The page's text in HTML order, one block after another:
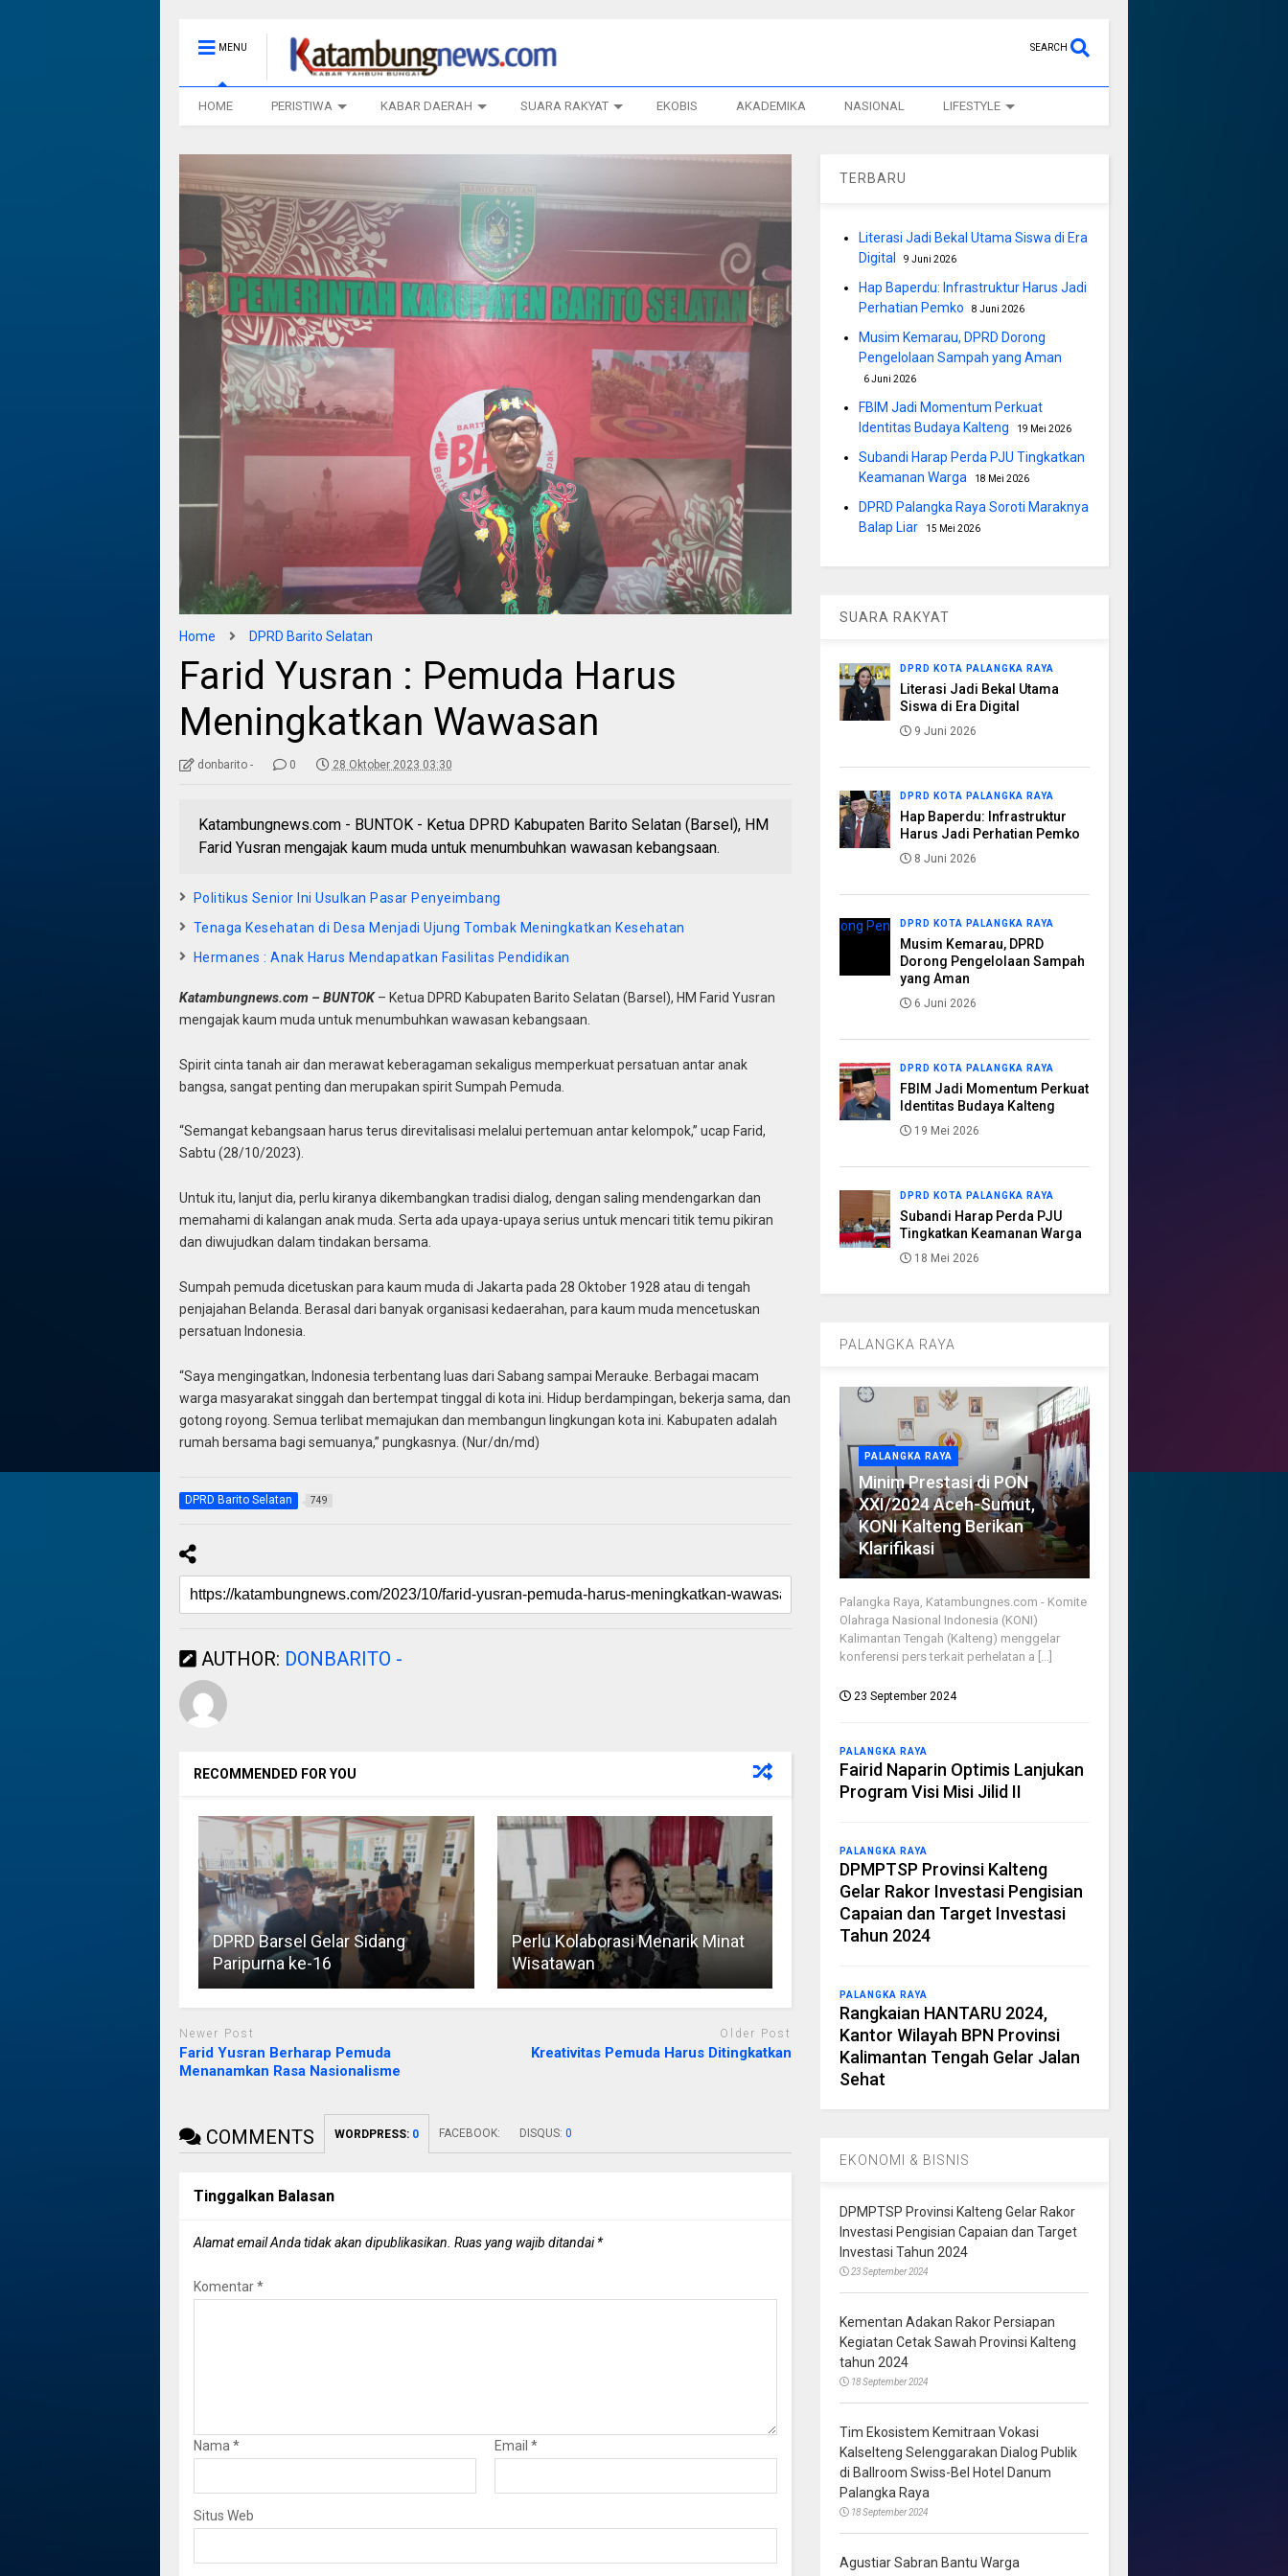
MENU SEARCH
HOME PERISTIWA KABAR DAERAH SUARA RAKYAT EKOBIS AKADEMIKA NASIONAL LIFESTYLE
Home DPRD Barito Selatan
Farid Yusran : Pemuda Harus
Meningkatkan Wawasan
donbarito - 0 28 Oktober 2023 03:30
Katambungnews.com - BUNTOK - Ketua DPRD Kabupaten Barito Selatan (Barsel), HM
Farid Yusran mengajak kaum muda untuk menumbuhkan wawasan kebangsaan.
Politikus Senior Ini Usulkan Pasar Penyeimbang
Tenaga Kesehatan di Desa Menjadi Ujung Tombak Meningkatkan Kesehatan
Hermanes : Anak Harus Mendapatkan Fasilitas Pendidikan
Katambungnews.com – BUNTOK– Ketua DPRD Kabupaten Barito Selatan (Barsel), HM Farid Yusran
mengajak kaum muda untuk menumbuhkan wawasan kebangsaan.
Spirit cinta tanah air dan merawat keberagaman sekaligus memperkuat persatuan antar anak
bangsa, sangat penting dan merupakan spirit Sumpah Pemuda.
“Semangat kebangsaan harus terus direvitalisasi melalui pertemuan antar kelompok,” ucap Farid,
Sabtu (28/10/2023).
Untuk itu, lanjut dia, perlu kiranya dikembangkan tradisi dialog, dengan saling mendengarkan dan
memahami di kalangan anak muda. Serta ada upaya-upaya serius untuk mencari titik temu pikiran
dan diwujudkan dalam tindakan bersama.
Sumpah pemuda dicetuskan para kaum muda di Jakarta pada 28 Oktober 1928 atau di tengah
penjajahan Belanda. Berasal dari banyak organisasi kedaerahan, para kaum muda mencetuskan
persatuan Indonesia.
“Saya mengingatkan, Indonesia terbentang luas dari Sabang sampai Merauke. Berbagai macam
warga masyarakat singgah dan bertempat tinggal di kota ini. Hidup berdampingan, bekerja sama, dan
gotong royong. Semua terlibat memajukan dan membangun lingkungan kota ini. Kabupaten adalah
rumah bersama bagi semuanya,” pungkasnya. (Nur/dn/md)
DPRD Barito Selatan 749
AUTHOR: DONBARITO -
RECOMMENDED FOR YOU
DPRD Barsel Gelar Sidang
Paripurna ke-16
Perlu Kolaborasi Menarik Minat
Wisatawan
Newer Post
Farid Yusran Berharap Pemuda
Menanamkan Rasa Nasionalisme
Older Post
Kreativitas Pemuda Harus Ditingkatkan
COMMENTS WORDPRESS: 0 FACEBOOK: DISQUS: 0
Tinggalkan Balasan
Alamat email Anda tidak akan dipublikasikan. Ruas yang wajib ditandai*
Komentar*
Nama* Email *
Situs Web
TERBARU
Literasi Jadi Bekal Utama Siswa di Era
Digital
9 Juni 2026
Hap Baperdu: Infrastruktur Harus Jadi
Perhatian Pemko
8 Juni 2026
Musim Kemarau, DPRD Dorong
Pengelolaan Sampah yang Aman
6 Juni 2026
FBIM Jadi Momentum Perkuat
Identitas Budaya Kalteng
19 Mei 2026
Subandi Harap Perda PJU Tingkatkan
Keamanan Warga
18 Mei 2026
DPRD Palangka Raya Soroti Maraknya
Balap Liar
15 Mei 2026
SUARA RAKYAT
DPRD KOTA PALANGKA RAYA
Literasi Jadi Bekal Utama
Siswa di Era Digital
9 Juni 2026
DPRD KOTA PALANGKA RAYA
Hap Baperdu: Infrastruktur
Harus Jadi Perhatian Pemko
8 Juni 2026
DPRD KOTA PALANGKA RAYA
Musim Kemarau, DPRD
Dorong Pengelolaan Sampah
yang Aman
6 Juni 2026
DPRD KOTA PALANGKA RAYA
FBIM Jadi Momentum Perkuat
Identitas Budaya Kalteng
19 Mei 2026
DPRD KOTA PALANGKA RAYA
Subandi Harap Perda PJU
Tingkatkan Keamanan Warga
18 Mei 2026
PALANGKA RAYA
PALANGKA RAYA
Minim Prestasi di PON
XXI/2024 Aceh-Sumut,
KONI Kalteng Berikan
Klarifikasi
Palangka Raya, Katambungnes.com - Komite
Olahraga Nasional Indonesia (KONI)
Kalimantan Tengah (Kalteng) menggelar
konferensi pers terkait perhelatan a [...]
23 September 2024
PALANGKA RAYA
Fairid Naparin Optimis Lanjukan
Program Visi Misi Jilid II
PALANGKA RAYA
DPMPTSP Provinsi Kalteng
Gelar Rakor Investasi Pengisian
Capaian dan Target Investasi
Tahun 2024
PALANGKA RAYA
Rangkaian HANTARU 2024,
Kantor Wilayah BPN Provinsi
Kalimantan Tengah Gelar Jalan
Sehat
EKONOMI & BISNIS
DPMPTSP Provinsi Kalteng Gelar Rakor
Investasi Pengisian Capaian dan Target
Investasi Tahun 2024
23 September 2024
Kementan Adakan Rakor Persiapan
Kegiatan Cetak Sawah Provinsi Kalteng
tahun 2024
18 September 2024
Tim Ekosistem Kemitraan Vokasi
Kalselteng Selenggarakan Dialog Publik
di Ballroom Swiss-Bel Hotel Danum
Palangka Raya
18 September 2024
Agustiar Sabran Bantu Warga